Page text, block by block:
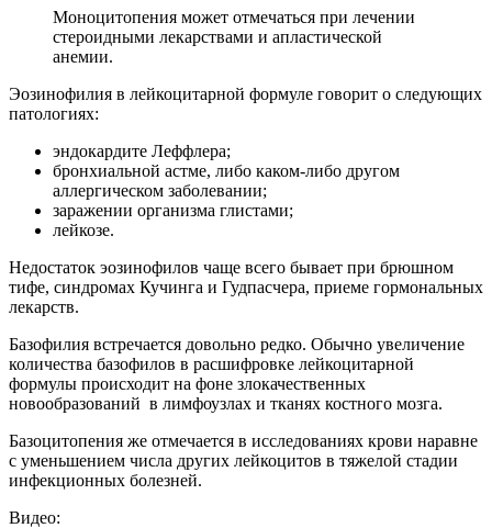
Моноцитопения может отмечаться при лечении
стероидными лекарствами и апластической
анемии.
Эозинофилия в лейкоцитарной формуле говорит о следующих
патологиях:
эндокардите Леффлера;
бронхиальной астме, либо каком-либо другом
аллергическом заболевании;
заражении организма глистами;
лейкозе.
Недостаток эозинофилов чаще всего бывает при брюшном
тифе, синдромах Кучинга и Гудпасчера, приеме гормональных
лекарств.
Базофилия встречается довольно редко. Обычно увеличение
количества базофилов в расшифровке лейкоцитарной
формулы происходит на фоне злокачественных
новообразований в лимфоузлах и тканях костного мозга.
Базоцитопения же отмечается в исследованиях крови наравне
с уменьшением числа других лейкоцитов в тяжелой стадии
инфекционных болезней.
Видео: